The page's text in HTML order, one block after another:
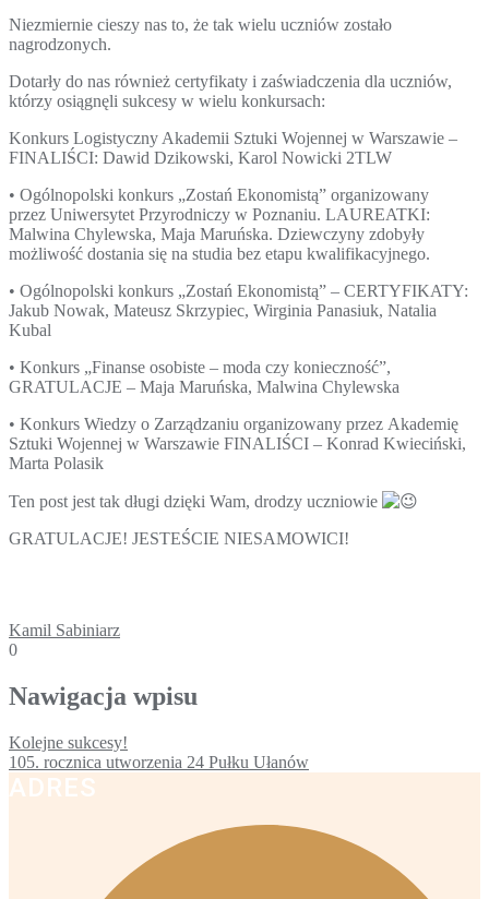
Niezmiernie cieszy nas to, że tak wielu uczniów zostało
nagrodzonych.
Dotarły do nas również certyfikaty i zaświadczenia dla uczniów,
którzy osiągnęli sukcesy w wielu konkursach:
Konkurs Logistyczny Akademii Sztuki Wojennej w Warszawie –
FINALIŚCI: Dawid Dzikowski, Karol Nowicki 2TLW
• Ogólnopolski konkurs „Zostań Ekonomistą” organizowany
przez Uniwersytet Przyrodniczy w Poznaniu. LAUREATKI:
Malwina Chylewska, Maja Maruńska. Dziewczyny zdobyły
możliwość dostania się na studia bez etapu kwalifikacyjnego.
• Ogólnopolski konkurs „Zostań Ekonomistą” – CERTYFIKATY:
Jakub Nowak, Mateusz Skrzypiec, Wirginia Panasiuk, Natalia
Kubal
• Konkurs „Finanse osobiste – moda czy konieczność”,
GRATULACJE – Maja Maruńska, Malwina Chylewska
• Konkurs Wiedzy o Zarządzaniu organizowany przez Akademię
Sztuki Wojennej w Warszawie FINALIŚCI – Konrad Kwieciński,
Marta Polasik
Ten post jest tak długi dzięki Wam, drodzy uczniowie
GRATULACJE! JESTEŚCIE NIESAMOWICI!
Kamil Sabiniarz
0
Nawigacja wpisu
Kolejne sukcesy!
105. rocznica utworzenia 24 Pułku Ułanów
ADRES